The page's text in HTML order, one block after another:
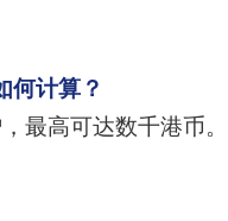
何计算？
最高可达数千港币